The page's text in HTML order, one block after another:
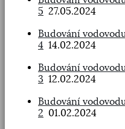
5 27.05.2024
Budování
4 14.02.2024
Budování
3 12.02.2024
Budování
2 01.02.2024